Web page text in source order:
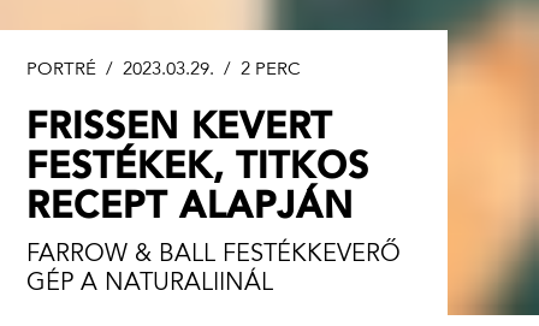
PORTRÉ / 2023.03.29. /2 PERC
FRISSEN KEVERT
FESTÉKEK, TITKOS
RECEPT ALAPJÁN
FARROW & BALL FESTÉKKEVERŐ
GÉP A NATURALIINÁL